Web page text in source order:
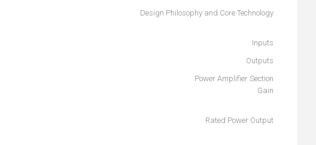
Design Philosophy and Core Technology
Inputs
Outputs
Power Amplifier Section
Gain
Rated Power Output